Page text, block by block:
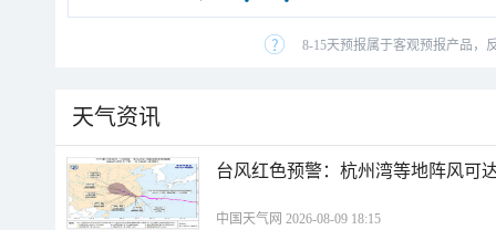
8-15天预报属于客观预报产品，
天气资讯
台风红色预警：杭州湾等地阵风可
中国天气网 2026-08-09 18:15